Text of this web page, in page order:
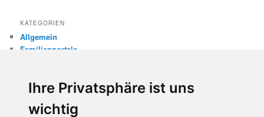
Ihre Privatsphäre ist uns
wichtig
KATEGORIEN
Allgemein
Familienportale
Internetsicherheit
Missbrauch